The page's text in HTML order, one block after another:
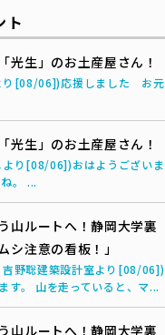
ト
光生」のお土産屋さん！
り[08/06])応援しました お元
光生」のお土産屋さん！
より[08/06])おはようございま
。 ...
山ルートへ！静岡大学裏
シ注意の看板！」
野聡建築設計室より[08/06])
す。 山を走っていると、マ...
山ルートへ！静岡大学裏